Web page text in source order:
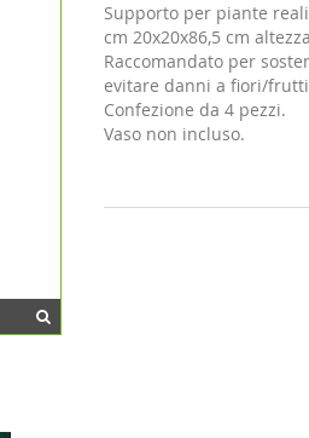
Supporto per piante
cm 20x20x86,5 cm
Raccomandato per
evitare danni a fiori/
Confezione da 4 pezzi.
Vaso non incluso.